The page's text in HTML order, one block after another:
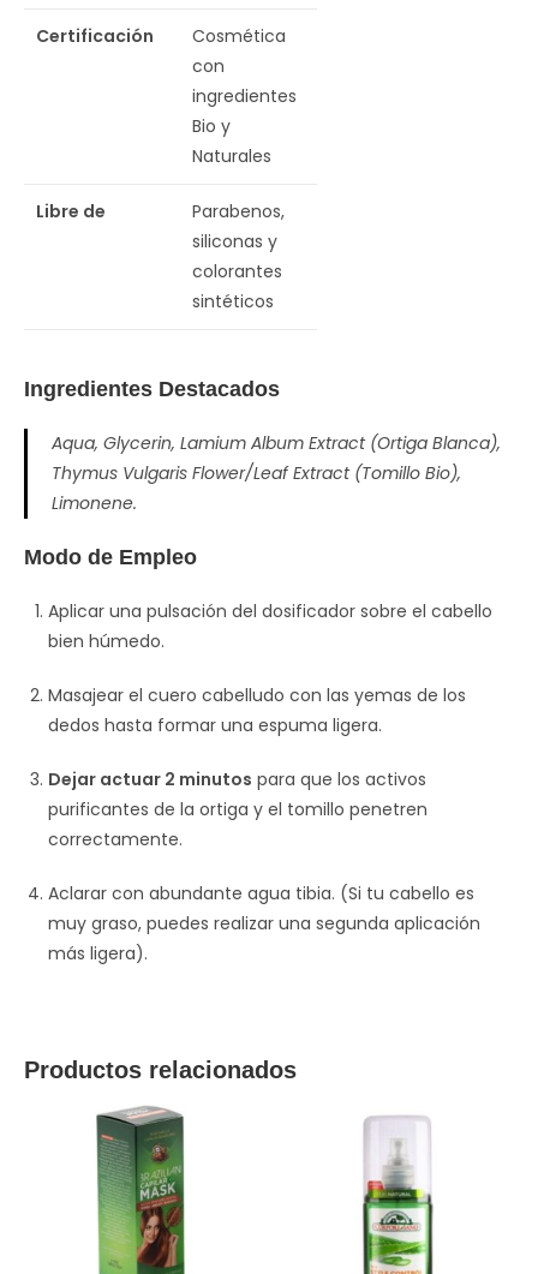
Certificación
Cosmética
con
ingredientes
Bio y
Naturales
Libre de
Parabenos,
siliconas y
colorantes
sintéticos
Ingredientes Destacados
Aqua, Glycerin, Lamium Album Extract (Ortiga Blanca),
Thymus Vulgaris Flower/Leaf Extract (Tomillo Bio),
Limonene.
Modo de Empleo
Aplicar una pulsación del dosificador sobre el cabello
bien húmedo.
Masajear el cuero cabelludo con las yemas de los
dedos hasta formar una espuma ligera.
Dejar actuar 2 minutos para que los activos
purificantes de la ortiga y el tomillo penetren
correctamente.
Aclarar con abundante agua tibia. (Si tu cabello es
muy graso, puedes realizar una segunda aplicación
más ligera).
Productos relacionados